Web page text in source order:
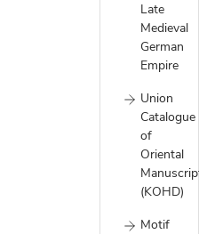
Late
Medieval
German
Empire
Union
Catalogue
of
Oriental
(KOHD)
Motif